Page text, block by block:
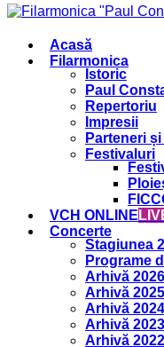
Acasă
Filarmonica
Istoric
Paul
Repertoriu
Impresii
Parteneri
Festivaluri
VCH ONLINE
Concerte
Stagiunea
Programe
Arhivă
Arhivă
Arhivă
Arhivă
Arhivă